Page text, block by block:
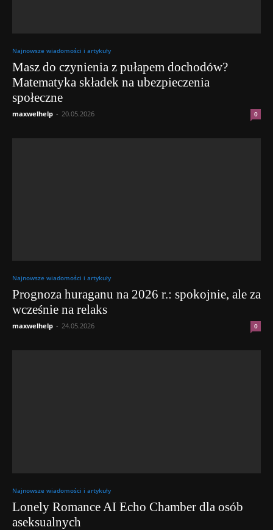
Najnowsze wiadomości i artykuły
Masz do czynienia z pułapem dochodów?
Matematyka składek na ubezpieczenia
społeczne
maxwelhelp - 20.05.2026 0
Najnowsze wiadomości i artykuły
Prognoza huraganu na 2026 r.: spokojnie, ale za
wcześnie na relaks
maxwelhelp - 24.05.2026 0
Najnowsze wiadomości i artykuły
Lonely Romance AI Echo Chamber dla osób
aseksualnych